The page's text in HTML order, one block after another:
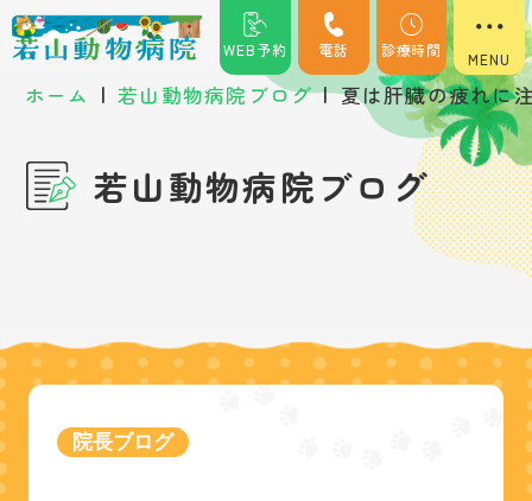
WEB予約 電話 診療時間
ホーム | 若山動物病院ブログ | 夏は肝臓の疲れに
若山動物病院ブログ
院長ブログ